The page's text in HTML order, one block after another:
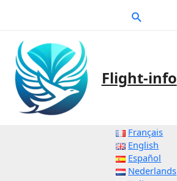
Suche
Flight-info
Français
English
Español
Nederlands